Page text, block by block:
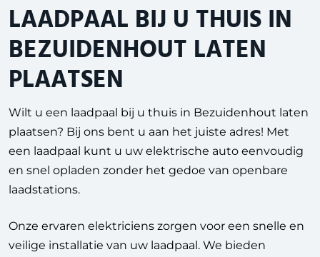
LAADPAAL BIJ U THUIS IN
BEZUIDENHOUT LATEN
PLAATSEN
Wilt u een laadpaal bij u thuis in Bezuidenhout laten
plaatsen? Bij ons bent u aan het juiste adres! Met
een laadpaal kunt u uw elektrische auto eenvoudig
en snel opladen zonder het gedoe van openbare
laadstations.
Onze ervaren elektriciens zorgen voor een snelle en
veilige installatie van uw laadpaal. We bieden